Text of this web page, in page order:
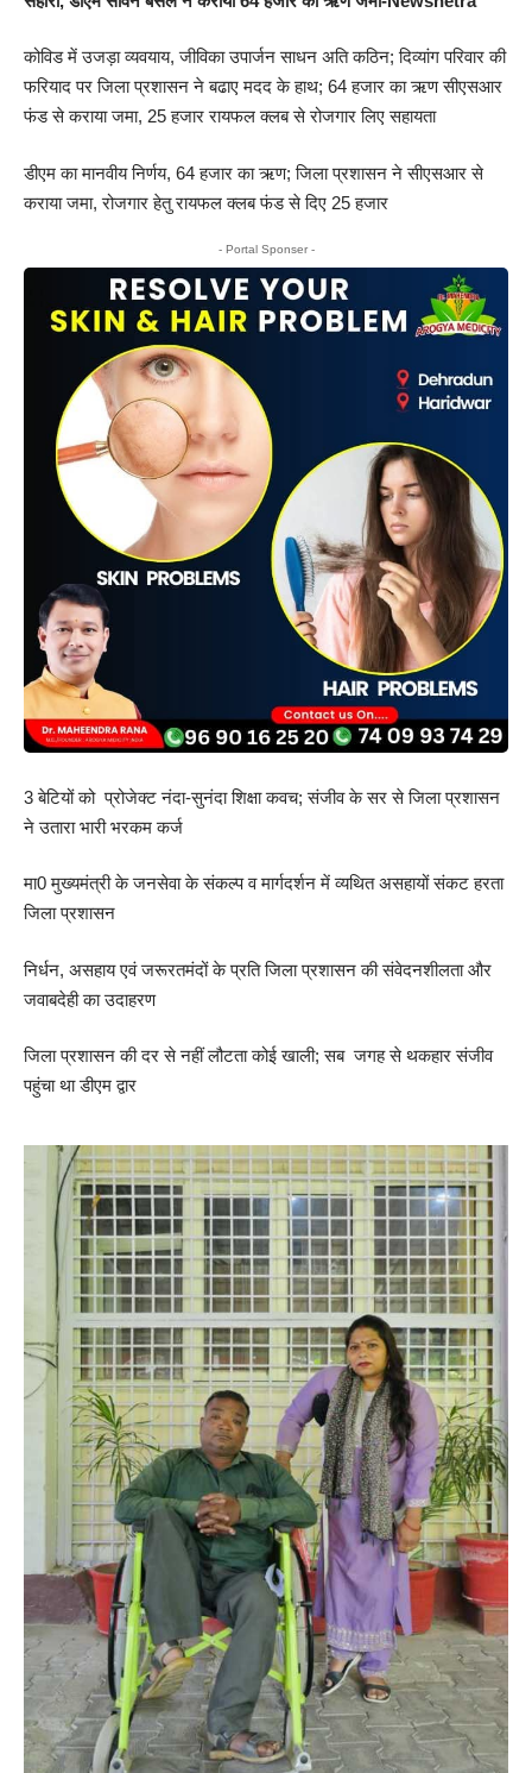
कोविड में उजड़ा व्यवयाय, जीविका उपार्जन साधन अति कठिन; दिव्यांग परिवार की
फरियाद पर जिला प्रशासन ने बढाए मदद के हाथ; 64 हजार का ऋण सीएसआर
फंड से कराया जमा, 25 हजार रायफल क्लब से रोजगार लिए सहायता
डीएम का मानवीय निर्णय, 64 हजार का ऋण; जिला प्रशासन ने सीएसआर से
कराया जमा, रोजगार हेतु रायफल क्लब फंड से दिए 25 हजार
- Portal Sponser -
3 बेटियों को प्रोजेक्ट नंदा-सुनंदा शिक्षा कवच; संजीव के सर से जिला प्रशासन
ने उतारा भारी भरकम कर्ज
मा0 मुख्यमंत्री के जनसेवा के संकल्प व मार्गदर्शन में व्यथित असहायों संकट हरता
जिला प्रशासन
निर्धन, असहाय एवं जरूरतमंदों के प्रति जिला प्रशासन की संवेदनशीलता और
जवाबदेही का उदाहरण
जिला प्रशासन की दर से नहीं लौटता कोई खाली; सब जगह से थकहार संजीव
पहुंचा था डीएम द्वार